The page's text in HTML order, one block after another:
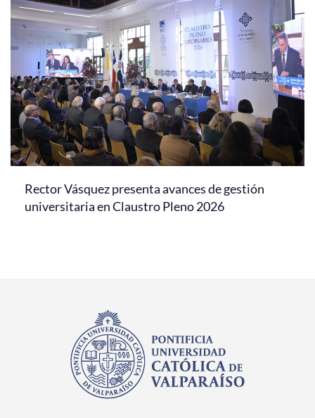
Rector Vásquez presenta avances de gestión
universitaria en Claustro Pleno 2026